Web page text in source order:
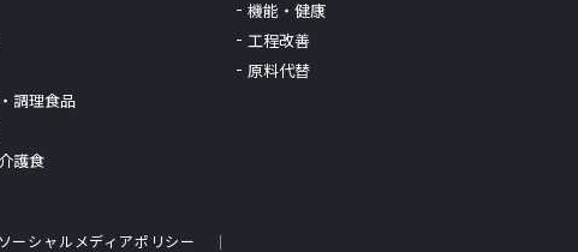
調理食品
護食
機能・健康
工程改善
原料代替
ソーシャルメディアポリシー